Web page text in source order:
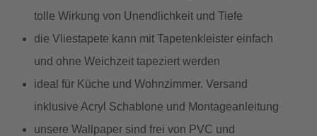
tolle Wirkung von Unendlichkeit und Tiefe
die Vliestapete kann mit Tapetenkleister einfach
und ohne Weichzeit tapeziert werden
ideal für Küche und Wohnzimmer. Versand
inklusive Acryl Schablone und Montageanleitung
unsere Wallpaper sind frei von PVC und